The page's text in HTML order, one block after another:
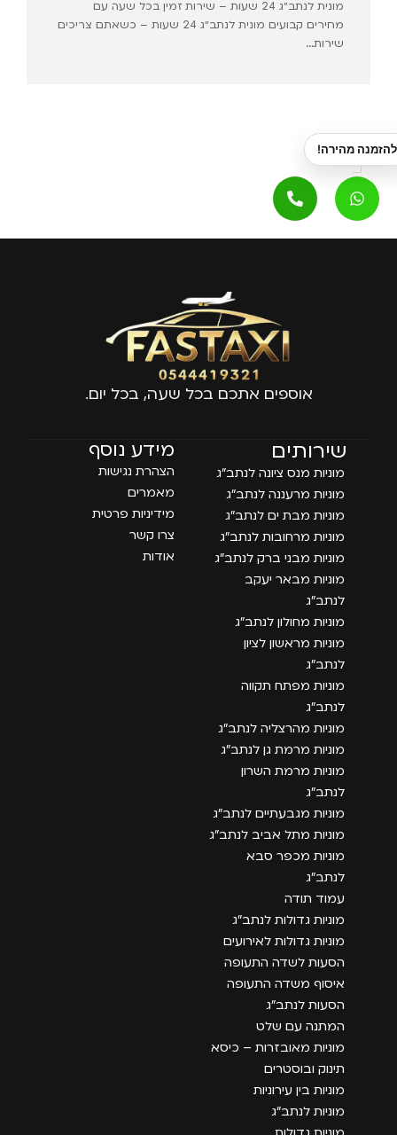
מונית לנתב״ג 24 שעות – שירות זמין בכל שעה עם
מחירים קבועים מונית לנתב״ג 24 שעות – כשאתם צריכים
שירות...
אוספים אתכם בכל שעה, בכל יום.
שירותים
מוניות מנס ציונה לנתב״ג
מוניות מרעננה לנתב״ג
מוניות מבת ים לנתב״ג
מוניות מרחובות לנתב״ג
מוניות מבני ברק לנתב״ג
מוניות מבאר יעקב
לנתב״ג
מוניות מחולון לנתב״ג
מוניות מראשון לציון
לנתב״ג
מוניות מפתח תקווה
לנתב״ג
מוניות מהרצליה לנתב״ג
מוניות מרמת גן לנתב״ג
מוניות מרמת השרון
לנתב״ג
מוניות מגבעתיים לנתב״ג
מוניות מתל אביב לנתב״ג
מוניות מכפר סבא
לנתב״ג
עמוד תודה
מוניות גדולות לנתב״ג
מוניות גדולות לאירועים
הסעות לשדה התעופה
איסוף משדה התעופה
הסעות לנתב״ג
המתנה עם שלט
מוניות מאובזרות – כיסא
תינוק ובוסטרים
מוניות בין עירוניות
מוניות לנתב״ג
מידע נוסף
הצהרת נגישות
מאמרים
מידיניות פרטית
צרו קשר
אודות